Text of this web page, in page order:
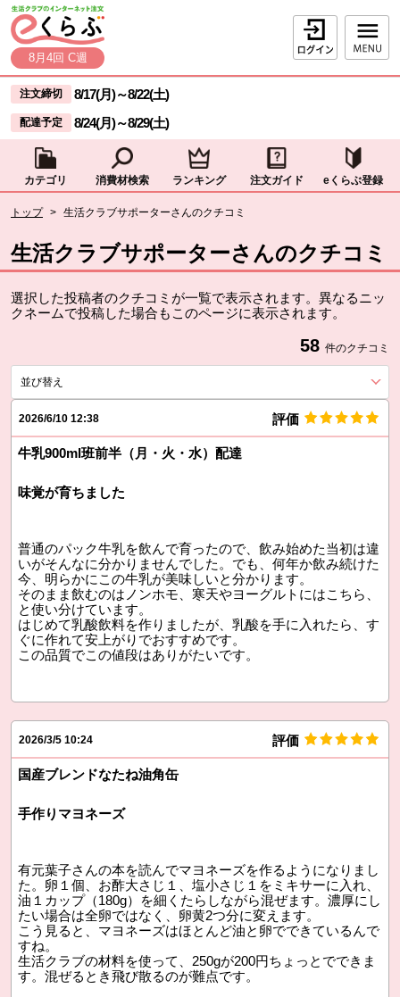
ページの先頭です。
本文へジャンプする。
8月4回 C週
ログイン
ここからサイト内共通メニューです。
サイト内共通メニューをスキップする
注文締切 8/17(月)～8/22(土)
配達予定 8/24(月)～8/29(土)
カテゴリ 消費材検索 ランキング 注文ガイド eくらぶ登録
トップ > 生活クラブサポーターさんのクチコミ
生活クラブサポーターさんのクチコミ
選択した投稿者のクチコミが一覧で表示されます。異なるニッ
クネームで投稿した場合もこのページに表示されます。
58 件のクチコミ
並び替え
2026/6/10 12:38 評価
牛乳900ml班前半（月・火・水）配達
味覚が育ちました
普通のパック牛乳を飲んで育ったので、飲み始めた当初は違
いがそんなに分かりませんでした。でも、何年か飲み続けた
今、明らかにこの牛乳が美味しいと分かります。
そのまま飲むのはノンホモ、寒天やヨーグルトにはこちら、
と使い分けています。
はじめて乳酸飲料を作りましたが、乳酸を手に入れたら、す
ぐに作れて安上がりでおすすめです。
この品質でこの値段はありがたいです。
2026/3/5 10:24 評価
国産ブレンドなたね油角缶
手作りマヨネーズ
有元葉子さんの本を読んでマヨネーズを作るようになりまし
た。卵１個、お酢大さじ１、塩小さじ１をミキサーに入れ、
油１カップ（180g）を細くたらしながら混ぜます。濃厚にし
たい場合は全卵ではなく、卵黄2つ分に変えます。
こう見ると、マヨネーズはほとんど油と卵でできているんで
すね。
生活クラブの材料を使って、250gが200円ちょっとでできま
す。混ぜるとき飛び散るのが難点です。